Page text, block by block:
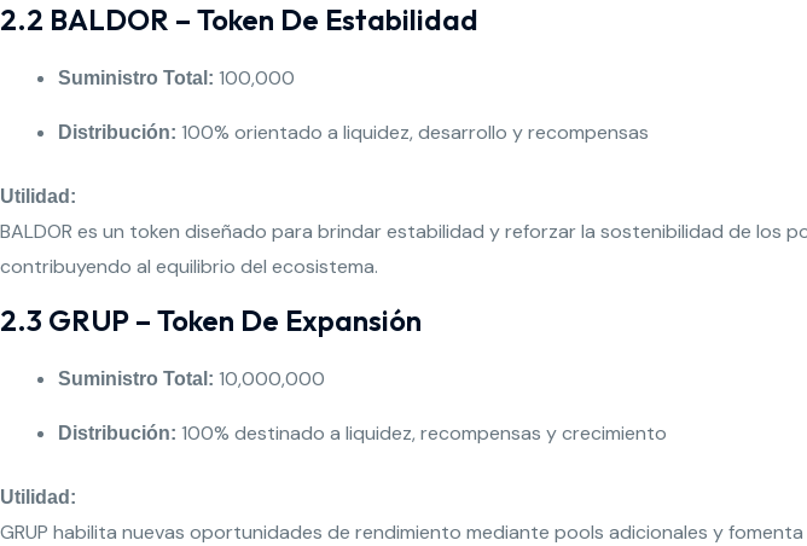
2.2 BALDOR – Token De Estabilidad
Suministro Total: 100,000
Distribución: 100% orientado a liquidez, desarrollo y recompensas
Utilidad:
BALDOR es un token diseñado para brindar estabilidad y reforzar la sostenibilidad de los
contribuyendo al equilibrio del ecosistema.
2.3 GRUP – Token De Expansión
Suministro Total: 10,000,000
Distribución: 100% destinado a liquidez, recompensas y crecimiento
Utilidad:
GRUP habilita nuevas oportunidades de rendimiento mediante pools adicionales y